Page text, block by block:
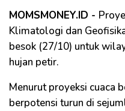
MOMSMONEY.ID -
Klimatologi dan
besok (27/10) untuk
hujan petir.
Menurut proyeksi cuaca
berpotensi turun di